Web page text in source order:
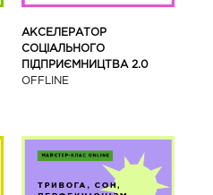
АКСЕЛЕРАТОР
СОЦІАЛЬНОГО
ПІДПРИЄМНИЦТВА 2.0
OFFLINE